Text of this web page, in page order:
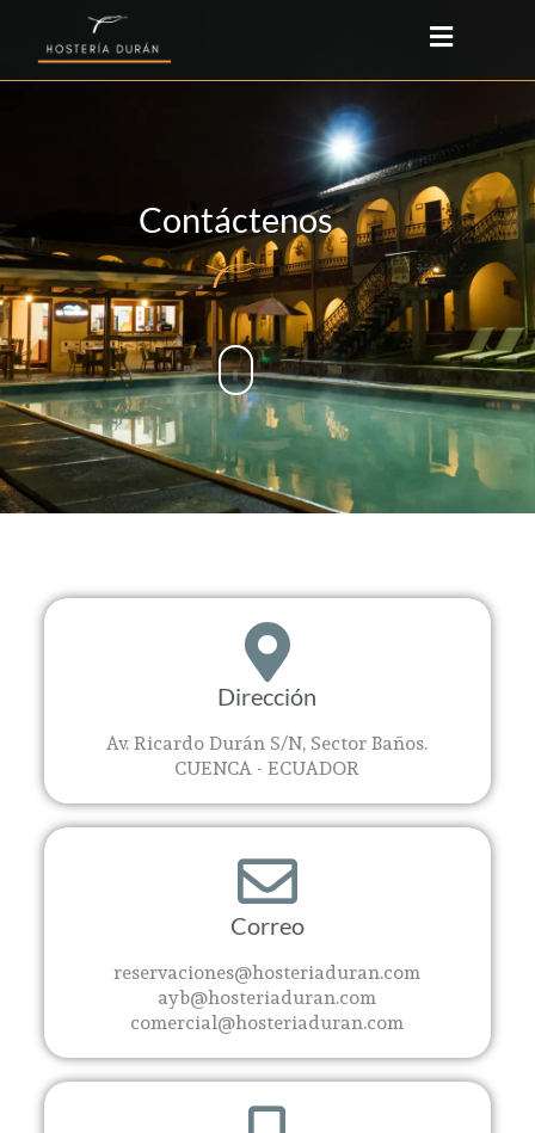
Contáctenos
Dirección
Av. Ricardo Durán S/N, Sector Baños.
CUENCA - ECUADOR
Correo
reservaciones@hosteriaduran.com
ayb@hosteriaduran.com
comercial@hosteriaduran.com